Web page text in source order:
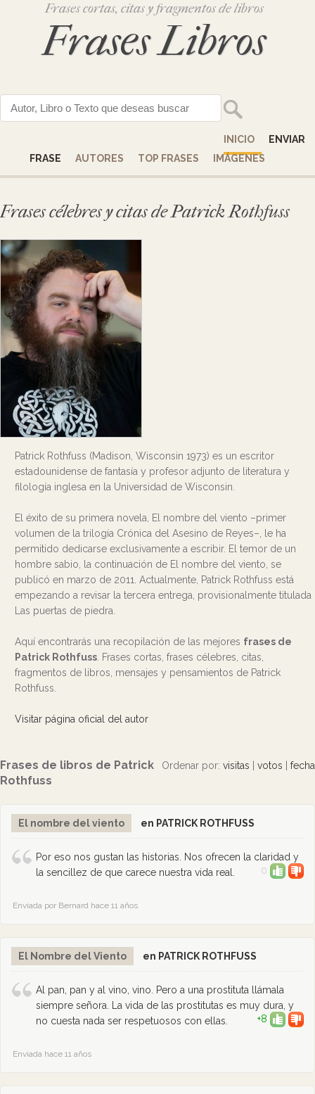
Frases cortas, citas y fragmentos de libros
Frases Libros
INICIO
ENVIAR
FRASE
AUTORES TOP FRASES IMÁGENES
Frases célebres y citas de Patrick Rothfuss
Patrick Rothfuss (Madison, Wisconsin 1973) es un escritor
estadounidense de fantasía y profesor adjunto de literatura y
filología inglesa en la Universidad de Wisconsin.
El éxito de su primera novela, El nombre del viento –primer
volumen de la trilogía Crónica del Asesino de Reyes–, le ha
permitido dedicarse exclusivamente a escribir. El temor de un
hombre sabio, la continuación de El nombre del viento, se
publicó en marzo de 2011. Actualmente, Patrick Rothfuss está
empezando a revisar la tercera entrega, provisionalmente titulada
Las puertas de piedra.
Aquí encontrarás una recopilación de las mejores frases de
Patrick Rothfuss . Frases cortas, frases célebres, citas,
fragmentos de libros, mensajes y pensamientos de Patrick
Rothfuss.
Visitar página oficial del autor
Ordenar por: visitas votos fecha
Frases de libros de Patrick
Rothfuss
El nombre del viento en PATRICK ROTHFUSS
Por eso nos gustan las historias. Nos ofrecen la claridad y
la sencillez de que carece nuestra vida real.
0
Enviada por Bernard hace 11 años
El Nombre del Viento en PATRICK ROTHFUSS
Al pan, pan y al vino, vino. Pero a una prostituta llámala
siempre señora. La vida de las prostitutas es muy dura, y
no cuesta nada ser respetuosos con ellas.
+8
Enviada hace 11 años